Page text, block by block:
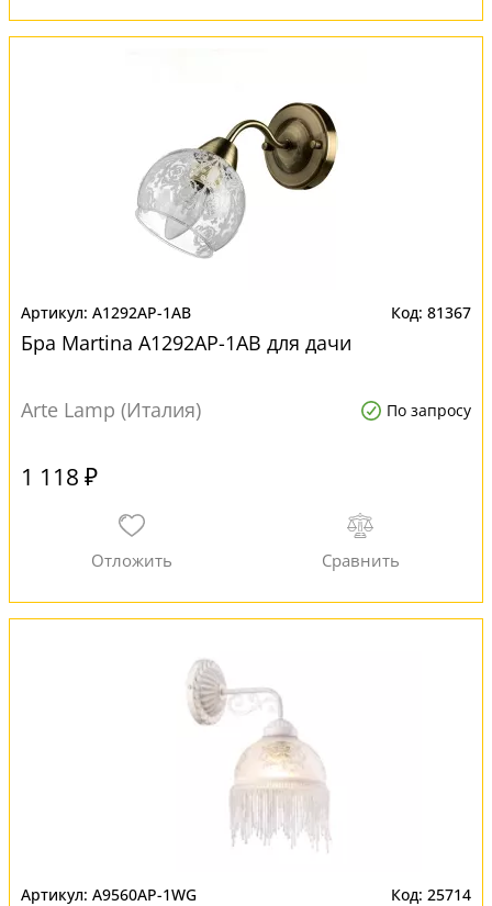
A1292AP-1AB 81367
Бра Martina A1292AP-1AB для дачи
Arte Lamp (Италия) По запросу
1 118 ₽
A9560AP-1WG 25714